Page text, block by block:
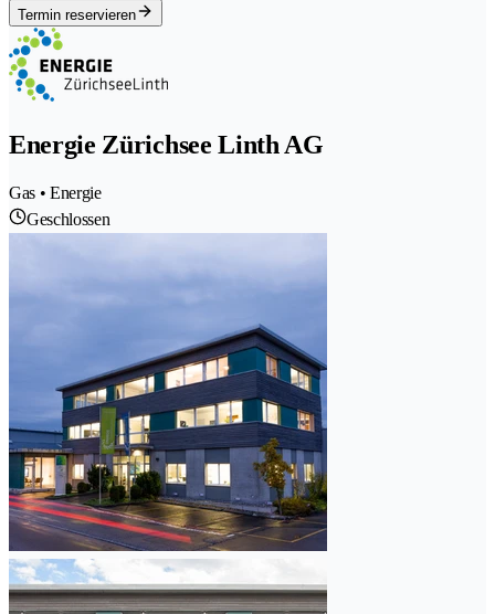
Termin reservieren
Energie Zürichsee Linth AG
Gas • Energie
Geschlossen